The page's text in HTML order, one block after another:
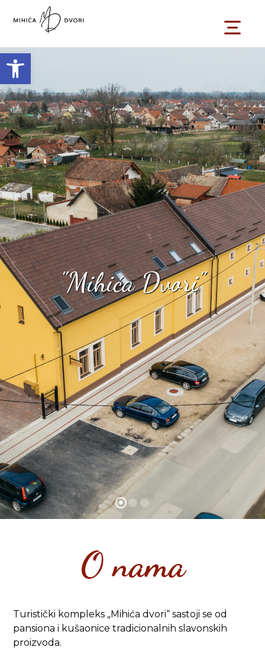
Open toolbar
"Mihića Dvori"
O nama
Turistički kompleks „Mihića dvori“ sastoji se od
pansiona i kušaonice tradicionalnih slavonskih
proizvoda.